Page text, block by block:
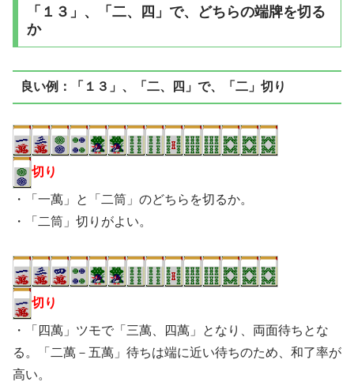
「１３」、「二、四」で、どちらの端牌を切る
か
良い例：「１３」、「二、四」で、「二」切り
切り
・「一萬」と「二筒」のどちらを切るか。
・「二筒」切りがよい。
切り
・「四萬」ツモで「三萬、四萬」となり、両面待ちとな
る。「二萬－五萬」待ちは端に近い待ちのため、和了率が
高い。